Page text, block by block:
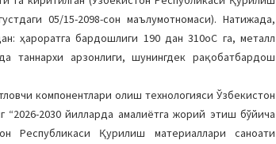
05/15-2098-сон маълумотномаси). Натижада,
ҳароратга бардошлиги 190 дан 310оС га, металл
таннархи арзонлиги, шунингдек рақобатбардош
компонентлари олиш технологияси Ўзбекистон
“2026-2030 йилларда амалиётга жорий этиш бўйича
Республикаси Қурилиш материаллари саноати